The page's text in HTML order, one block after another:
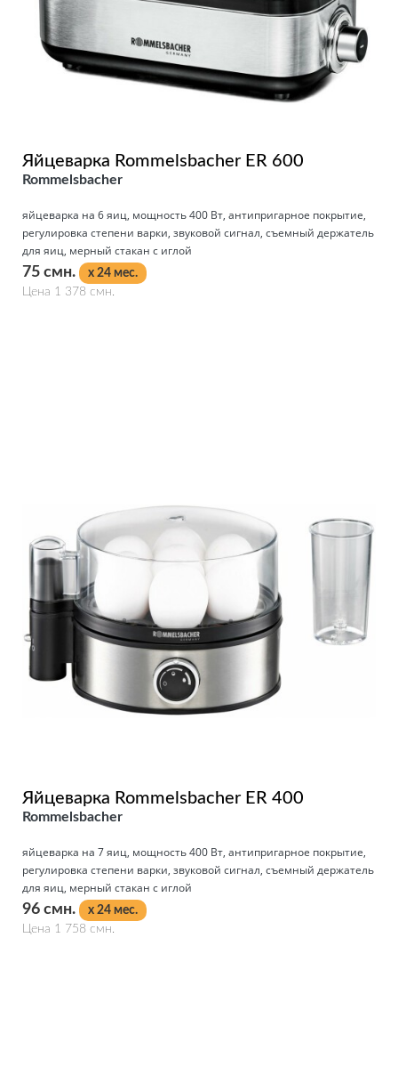
Яйцеварка Rommelsbacher ER 600
Rommelsbacher
яйцеварка на 6 яиц, мощность 400 Вт, антипригарное покрытие,
регулировка степени варки, звуковой сигнал, съемный держатель
для яиц, мерный стакан с иглой
75 смн.
x 24 мес.
Цена 1 378 смн.
Яйцеварка Rommelsbacher ER 400
Rommelsbacher
яйцеварка на 7 яиц, мощность 400 Вт, антипригарное покрытие,
регулировка степени варки, звуковой сигнал, съемный держатель
для яиц, мерный стакан с иглой
96 смн.
x 24 мес.
Цена 1 758 смн.